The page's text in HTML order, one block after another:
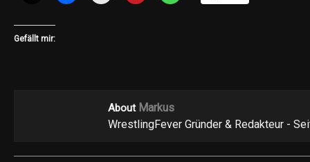
Gefällt mir:
About Markus
WrestlingFever Gründer & Redakteur -